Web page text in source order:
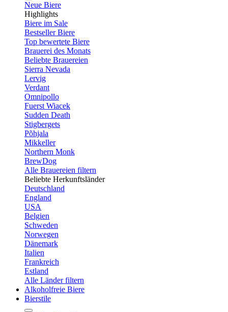
Neue Biere
Highlights
Biere im Sale
Bestseller Biere
Top bewertete Biere
Brauerei des Monats
Beliebte Brauereien
Sierra Nevada
Lervig
Verdant
Omnipollo
Fuerst Wiacek
Sudden Death
Stigbergets
Põhjala
Mikkeller
Northern Monk
BrewDog
Alle Brauereien filtern
Beliebte Herkunftsländer
Deutschland
England
USA
Belgien
Schweden
Norwegen
Dänemark
Italien
Frankreich
Estland
Alle Länder filtern
Alkoholfreie Biere
Bierstile